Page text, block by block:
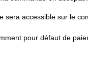
sera accessible sur le
pour défaut de